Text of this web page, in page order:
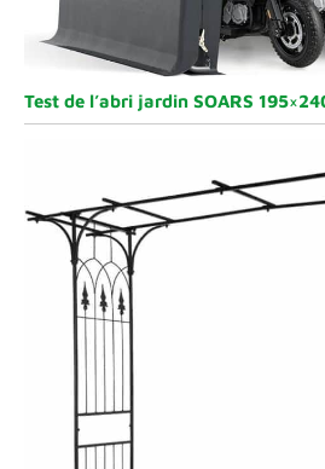
Test de l’abri jardin SOARS